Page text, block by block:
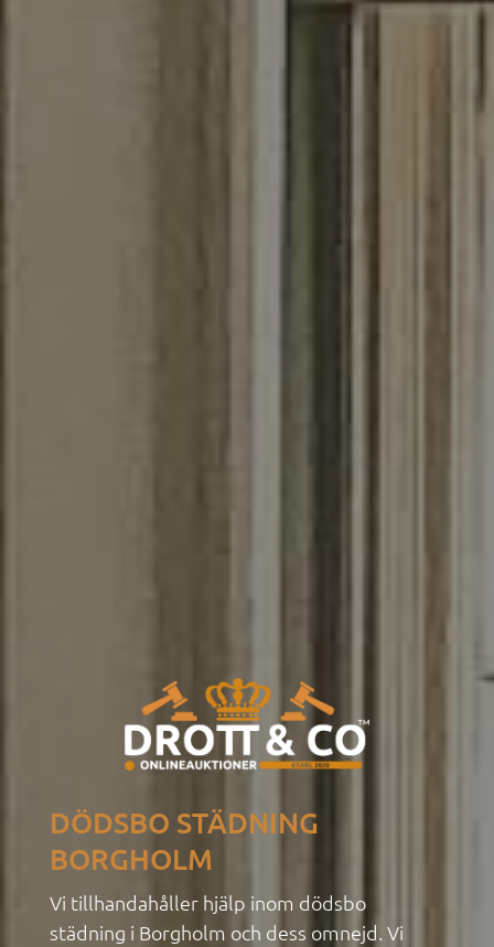
DÖDSBO STÄDNING
BORGHOLM
Vi tillhandahåller hjälp inom dödsbo
städning i Borgholm och dess omnejd. Vi